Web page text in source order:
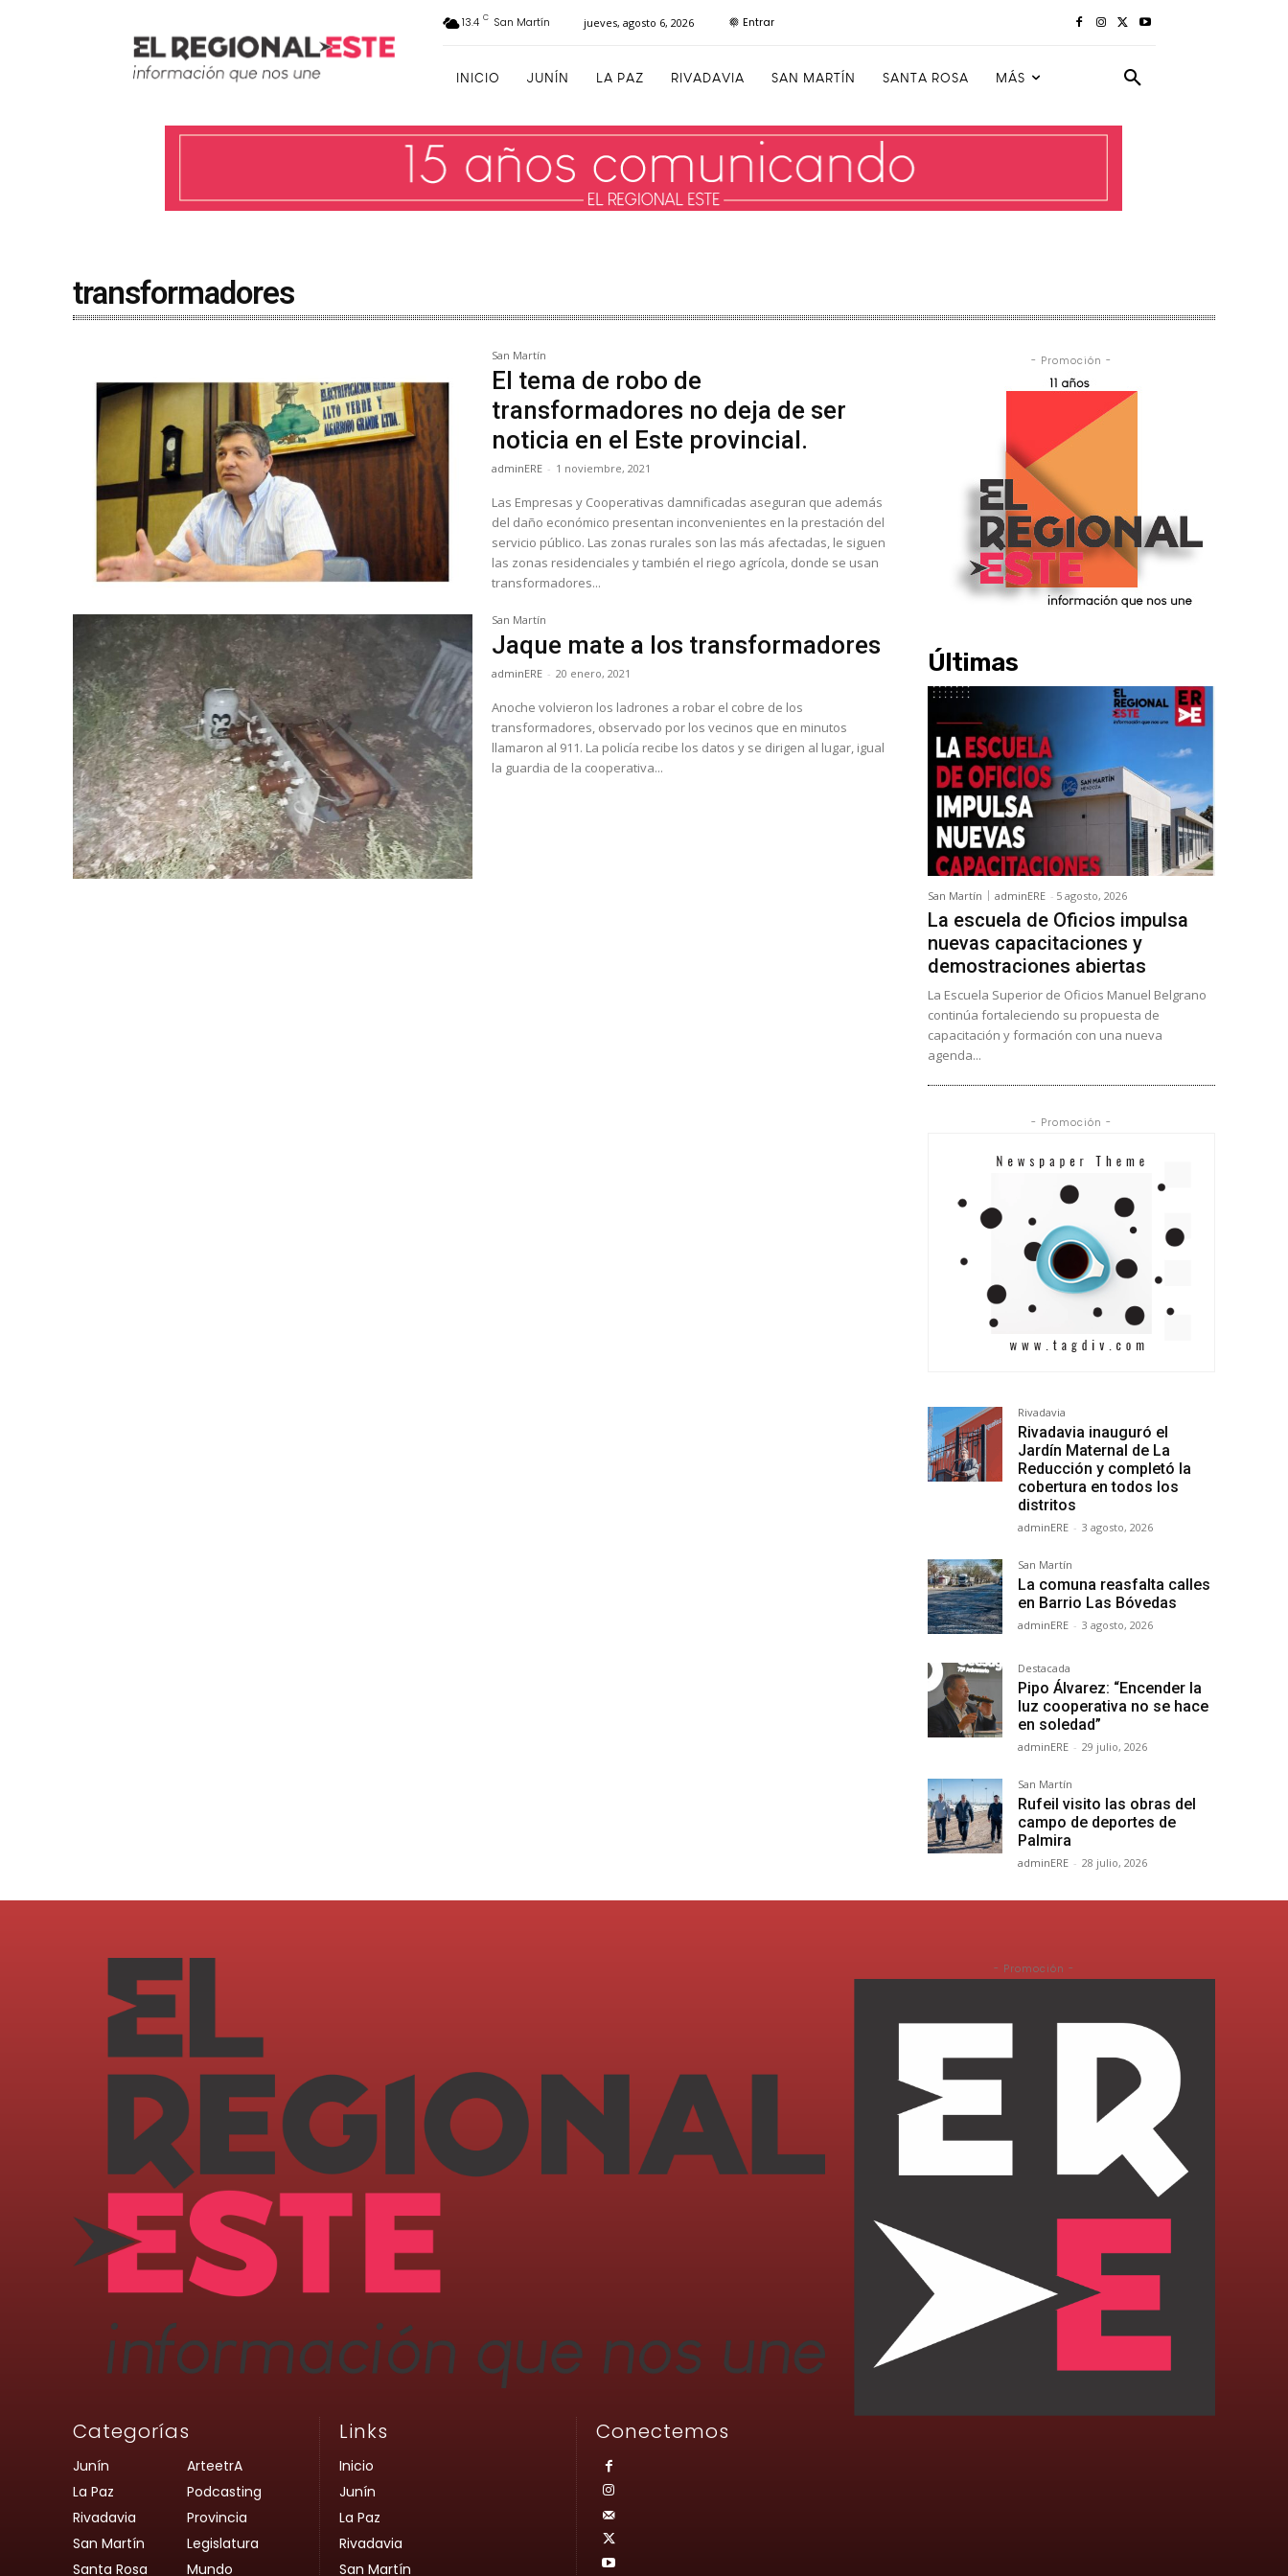
13.4 C San Martín jueves, agosto 6, 2026 Entrar
INICIO JUNÍN LA PAZ RIVADAVIA SAN MARTÍN SANTA ROSA MÁS
transformadores
San Martín
El tema de robo de
transformadores no deja de ser
noticia en el Este provincial.
adminERE - 1 noviembre, 2021
Las Empresas y Cooperativas damnificadas aseguran que además
del daño económico presentan inconvenientes en la prestación del
servicio público. Las zonas rurales son las más afectadas, le siguen
las zonas residenciales y también el riego agrícola, donde se usan
transformadores...
San Martín
Jaque mate a los transformadores
adminERE - 20 enero, 2021
Anoche volvieron los ladrones a robar el cobre de los
transformadores, observado por los vecinos que en minutos
llamaron al 911. La policía recibe los datos y se dirigen al lugar, igual
la guardia de la cooperativa...
- Promoción -
Últimas
San Martín adminERE - 5 agosto, 2026
La escuela de Oficios impulsa
nuevas capacitaciones y
demostraciones abiertas
La Escuela Superior de Oficios Manuel Belgrano
continúa fortaleciendo su propuesta de
capacitación y formación con una nueva
agenda...
- Promoción -
Rivadavia
Rivadavia inauguró el
Jardín Maternal de La
Reducción y completó la
cobertura en todos los
distritos
adminERE - 3 agosto, 2026
San Martín
La comuna reasfalta calles
en Barrio Las Bóvedas
adminERE - 3 agosto, 2026
Destacada
Pipo Álvarez: “Encender la
luz cooperativa no se hace
en soledad”
adminERE - 29 julio, 2026
San Martín
Rufeil visito las obras del
campo de deportes de
Palmira
adminERE - 28 julio, 2026
Categorías
Junín
La Paz
Rivadavia
San Martín
Santa Rosa
ArteetrA
Podcasting
Provincia
Legislatura
Mundo
Links
Inicio
Junín
La Paz
Rivadavia
San Martín
Conectemos
- Promoción -